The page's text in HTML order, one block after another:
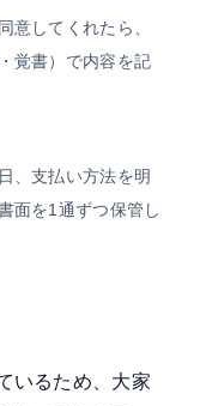
意してくれたら、
覚書）で内容を記
、支払い方法を明
面を1通ずつ保管し
いるため、大家